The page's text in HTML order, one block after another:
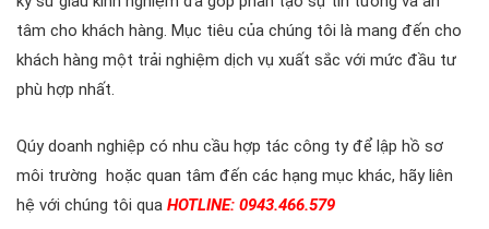
tâm cho khách hàng. Mục tiêu của chúng tôi là mang đến cho
khách hàng một trải nghiệm dịch vụ xuất sắc với mức đầu tư
phù hợp nhất.
Qúy doanh nghiệp có nhu cầu hợp tác công ty để lập hồ sơ
môi trường hoặc quan tâm đến các hạng mục khác, hãy liên
hệ với chúng tôi qua HOTLINE: 0943.466.579